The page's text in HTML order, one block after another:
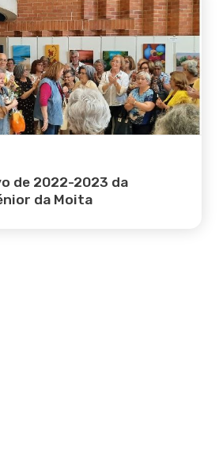
de 2022-2023 da
da Moita